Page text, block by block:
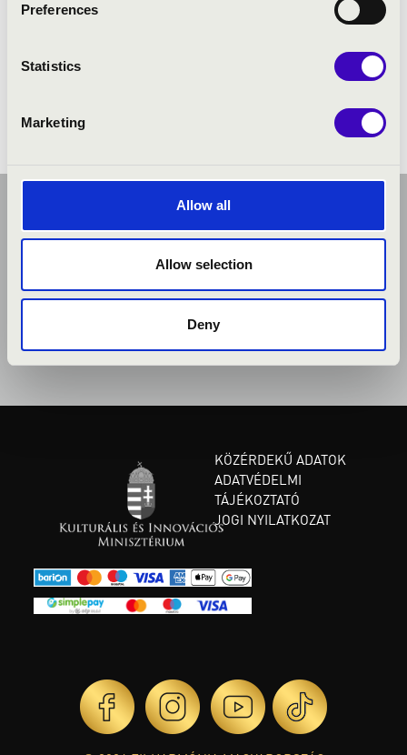
Preferences
Statistics
Marketing
Allow all
Allow selection
Deny
KÖZÉRDEKŰ ADATOK
ADATVÉDELMI
TÁJÉKOZTATÓ
JOGI NYILATKOZAT